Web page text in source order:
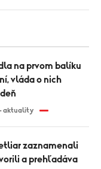
vláda o nich
aktuality
a prehľadáva